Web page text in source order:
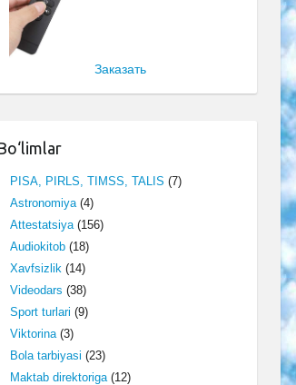
Заказать
PISA, PIRLS, TIMSS, TALIS (7)
Astronomiya(4)
Attestatsiya(156)
Audiokitob(18)
Xavfsizlik(14)
Videodars (38)
Sport turlari (9)
Viktorina(3)
Bola tarbiyasi (23)
Maktab direktoriga(12)